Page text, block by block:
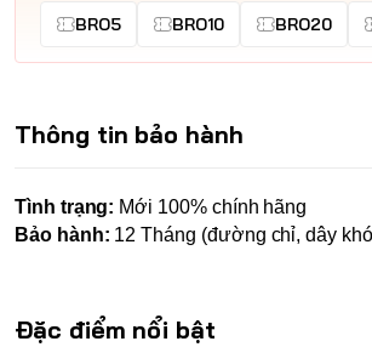
BRO5 BRO10 BRO20
Thông tin bảo hành
Tình trạng: Mới 100% chính hãng
Bảo hành: 12 Tháng (đường chỉ, dây
Đặc điểm nổi bật